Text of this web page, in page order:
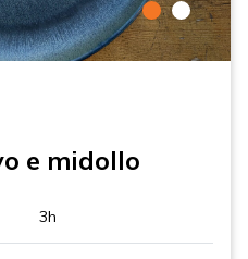
e midollo
3h